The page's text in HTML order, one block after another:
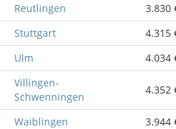
Reutlingen
3.830
Stuttgart
4.315
Ulm
4.034
Villingen-
Schwenningen
4.352
Waiblingen 3.944